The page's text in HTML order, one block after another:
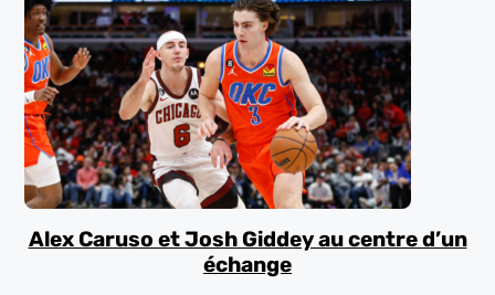
Alex Caruso et Josh Giddey au centre d’un
échange